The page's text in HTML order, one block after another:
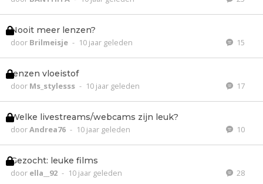
Nooit meer lenzen?
door Brilmeisje - 10 jaar geleden 15
lenzen vloeistof
door Ms_stylesss - 10 jaar geleden 17
Welke livestreams/webcams zijn leuk?
doorAndrea76 - 10 jaar geleden 10
Gezocht: leuke films
door ella__92 - 10 jaar geleden 28